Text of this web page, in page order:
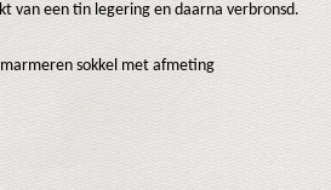
van een tin legering en daarna verbronsd.
sokkel met afmeting